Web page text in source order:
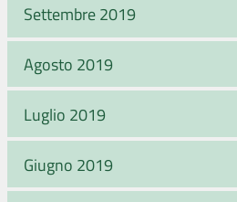
Settembre 2019
Agosto 2019
Luglio 2019
Giugno 2019